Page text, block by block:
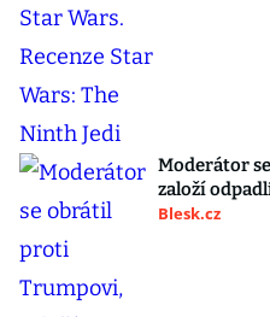
Moderátor
založí
Blesk.cz